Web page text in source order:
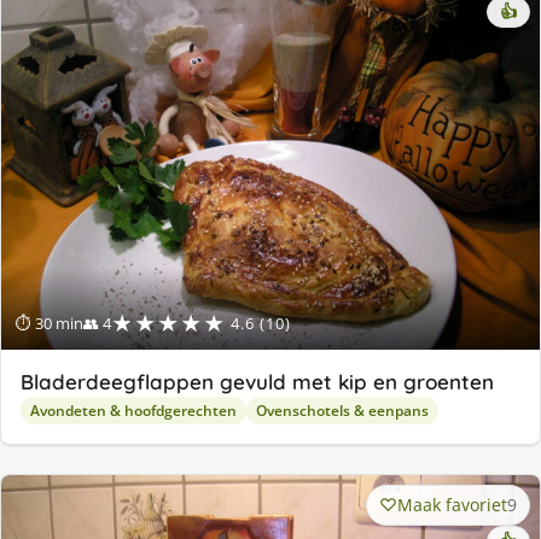
⏱ 30 min👥 4★★★★★ 4.6 (10)
👍
Bladerdeegflappen gevuld met kip en groenten
Avondeten & hoofdgerechten Ovenschotels & eenpans
Maak favoriet9